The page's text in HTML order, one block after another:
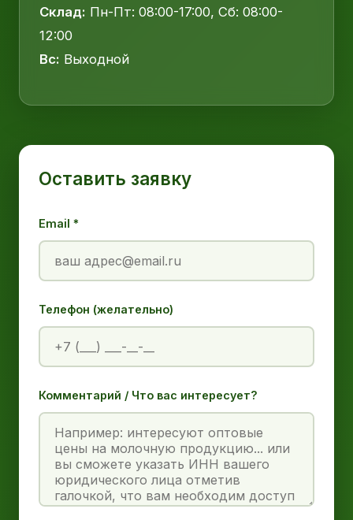
Склад: Пн-Пт: 08:00-17:00, Сб: 08:00-
12:00
Вс: Выходной
Оставить заявку
Email *
Телефон (желательно)
Комментарий / Что вас интересует?